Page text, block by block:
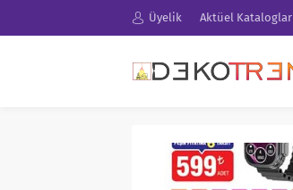
Üyelik Aktüel Kataloglar